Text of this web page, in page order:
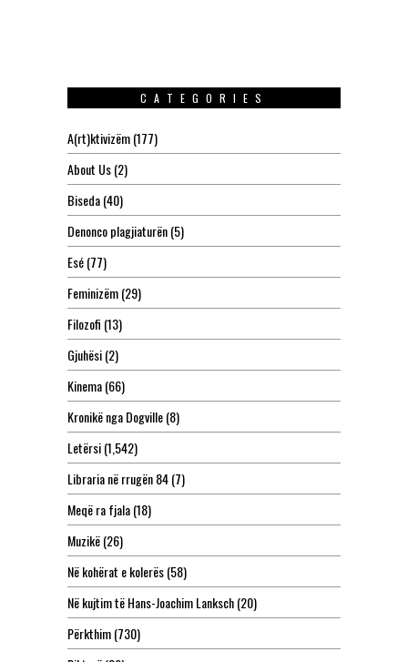
CATEGORIES
A(rt)ktivizëm(177)
About Us(2)
Biseda(40)
Denonco plagjiaturën(5)
Esé(77)
Feminizëm(29)
Filozofi (13)
Gjuhësi(2)
Kinema(66)
Kronikë nga Dogville(8)
Letërsi(1,542)
Libraria në rrugën 84(7)
Meqë ra fjala(18)
Muzikë(26)
Në kohërat e kolerës(58)
Në kujtim të Hans-Joachim Lanksch(20)
Përkthim(730)